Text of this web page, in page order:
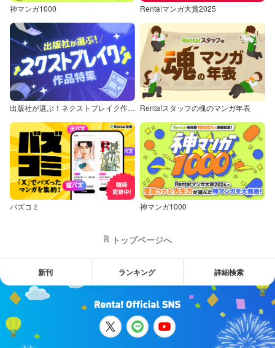
神マンガ1000 Renta!マンガ大賞2025
出版社が選ぶ！ネクストブレイク作品特集 Renta!スタッフの魂のマンガ年表
バズコミ 神マンガ1000
トップページへ
新刊 ランキング 詳細検索